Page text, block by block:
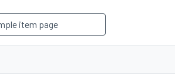
item page